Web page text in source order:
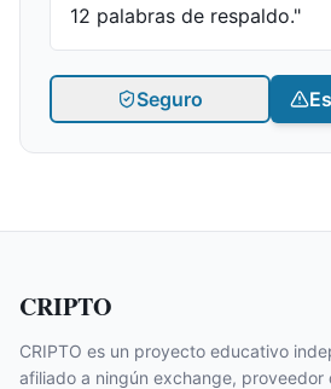
12 palabras de respaldo."
Seguro
CRIPTO
CRIPTO es un proyecto educativo
afiliado a ningún exchange, proveedor